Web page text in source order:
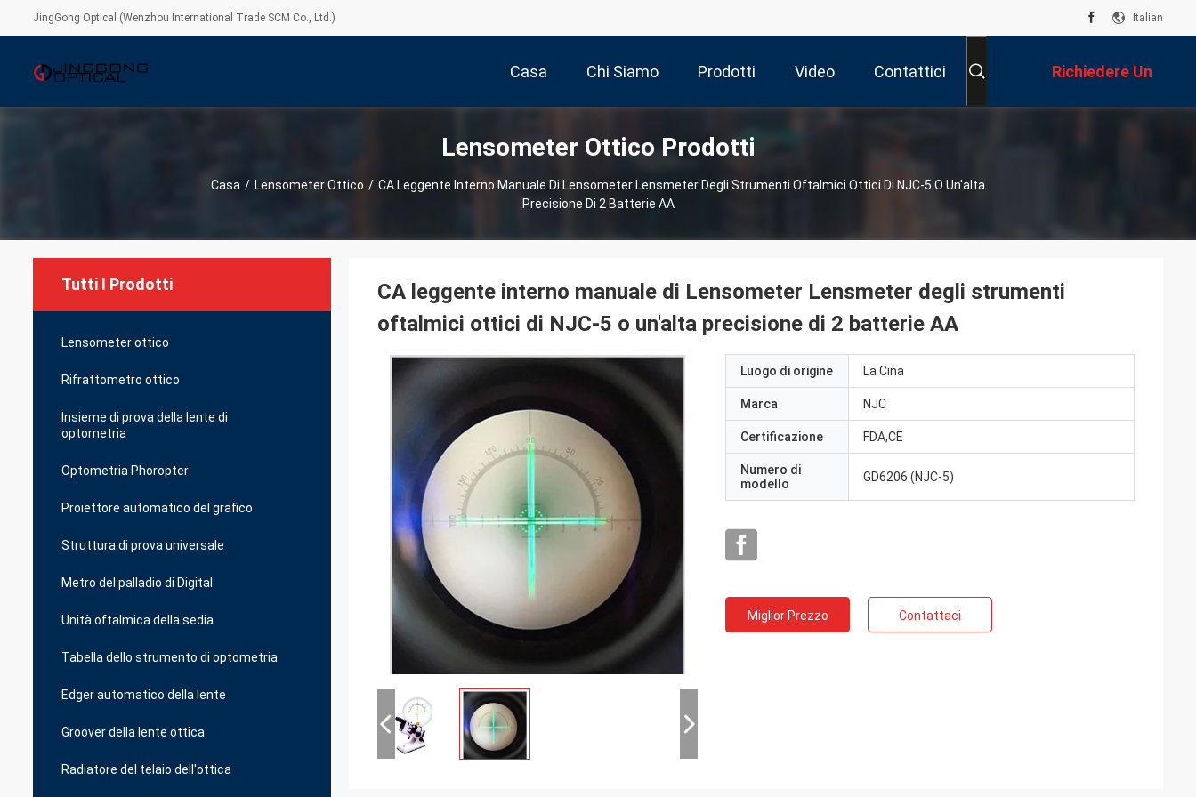
JingGong Optical (Wenzhou International Trade SCM Co., Ltd.) Italian
Casa Chi Siamo Prodotti Video Contattici Richiedere Un
Preventivo
Lensometer Ottico Prodotti
Casa / Lensometer Ottico / CA Leggente Interno Manuale Di Lensometer Lensmeter Degli Strumenti Oftalmici Ottici Di NJC-5 O Un'alta
Precisione Di 2 Batterie AA
Tutti I Prodotti
Lensometer ottico
Rifrattometro ottico
Insieme di prova della lente di
optometria
Optometria Phoropter
Proiettore automatico del grafico
Struttura di prova universale
Metro del palladio di Digital
Unità oftalmica della sedia
Tabella dello strumento di optometria
Edger automatico della lente
Groover della lente ottica
Radiatore del telaio dell'ottica
CA leggente interno manuale di Lensometer Lensmeter degli strumenti
oftalmici ottici di NJC-5 o un'alta precisione di 2 batterie AA
Luogo di origine La Cina
Marca NJC
Certificazione FDA,CE
Numero di
modello
GD6206 (NJC-5)
Miglior Prezzo Contattaci